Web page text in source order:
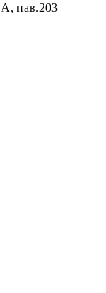
пав.203